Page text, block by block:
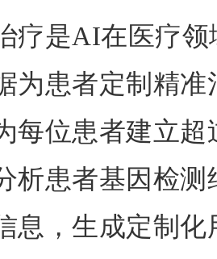
是AI在医疗领
为患者定制精
每位患者建立
析患者基因检
息，生成定制